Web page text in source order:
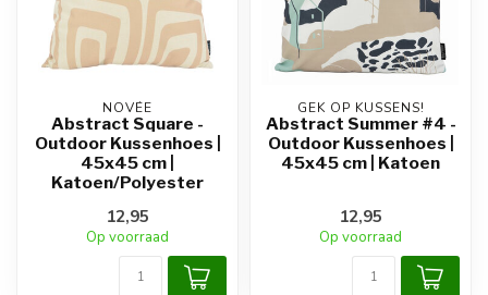
NOVÉE
Abstract Square -
Outdoor Kussenhoes |
45x45 cm |
Katoen/Polyester
12,95
Op voorraad
GEK OP KUSSENS!
Abstract Summer #4 -
Outdoor Kussenhoes |
45x45 cm | Katoen
12,95
Op voorraad